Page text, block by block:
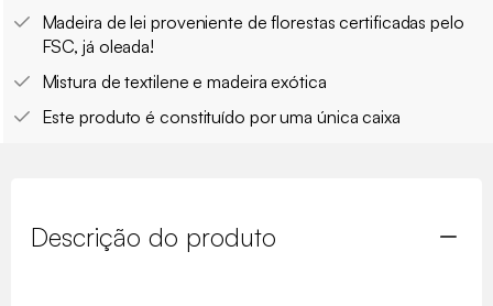
Madeira de lei proveniente de florestas certificadas pelo
FSC, já oleada!
Mistura de textilene e madeira exótica
Este produto é constituído por uma única caixa
Descrição do produto